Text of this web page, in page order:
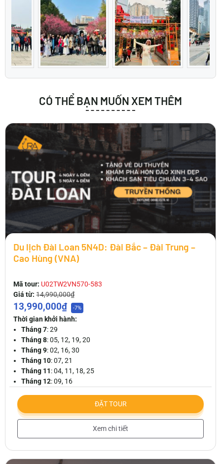
CÓ THỂ BẠN MUỐN XEM THÊM
Du lịch Đài Loan 5N4D: Đài Bắc – Đài Trung –
Cao Hùng (VNA)
Mã tour: U02TW2VN570-583
Giá từ:14,990,000₫
13,990,000₫ -7%
Thời gian khởi hành:
Tháng 7: 29
Tháng 8: 05, 12, 19, 20
Tháng 9: 02, 16, 30
Tháng 10: 07, 21
Tháng 11: 04, 11, 18, 25
Tháng 12: 09, 16
ĐẶT TOUR
Xem chi tiết